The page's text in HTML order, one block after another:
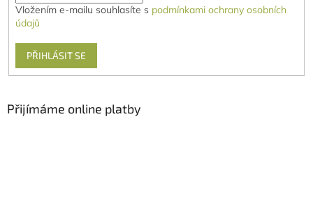
Vložením e-mailu souhlasíte s podmínkami ochrany osobních
údajů
PŘIHLÁSIT SE
Přijímáme online platby